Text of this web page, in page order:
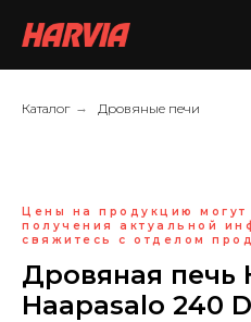
Каталог → Дровяные печи
Цены на продукцию могут
получения актуальной
свяжитесь с отделом
Дровяная печь
Haapasalo 240